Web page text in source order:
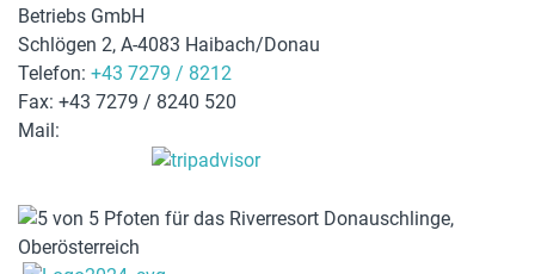
Betriebs GmbH
Schlögen 2, A-4083 Haibach/Donau
Telefon: +43 7279 / 8212
Fax: +43 7279 / 8240 520
Mail: